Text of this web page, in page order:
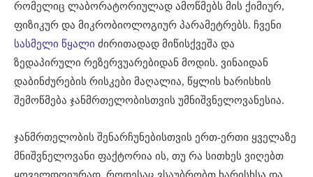
რომელიც ლაბორატორიულად ამოწმებს მის ქიმიურ,
ფიზიკურ და მიკრობიოლოგიურ პარამეტრებს. ჩვენი
სასმელი წყალი ძირითადად მიწისქვეშა და
ზედაპირული რეზერვუარებიდან მოდის. ვინაიდან
დაბინძურების რისკები მაღალია, წყლის ხარისხის
შემოწმება ჯანმრთელობისთვის უმნიშვნელოვანესია.
ჯანმრთელობის შენარჩუნებისთვის ერთ-ერთი ყველაზე
მნიშვნელოვანი ფაქტორია ის, თუ რა სითხეს ვიღებთ